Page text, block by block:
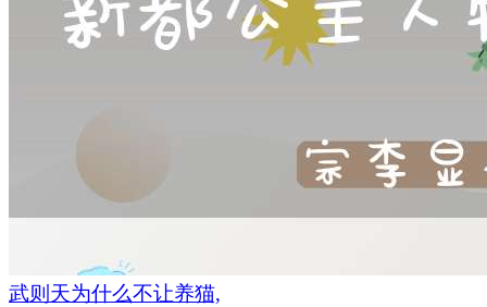
武则天为什么不让养猫,